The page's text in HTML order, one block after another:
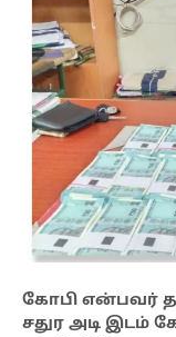
கோபி என்பவர்
சதுர அடி இடம்